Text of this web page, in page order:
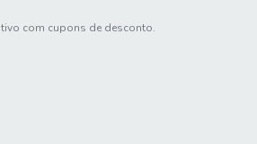
com cupons de desconto.